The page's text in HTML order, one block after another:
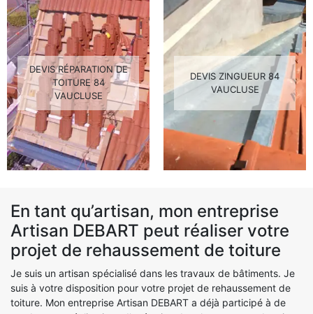
DEVIS RÉPARATION DE
TOITURE 84
VAUCLUSE
DEVIS ZINGUEUR 84
VAUCLUSE
En tant qu’artisan, mon entreprise
Artisan DEBART peut réaliser votre
projet de rehaussement de toiture
Je suis un artisan spécialisé dans les travaux de bâtiments. Je
suis à votre disposition pour votre projet de rehaussement de
toiture. Mon entreprise Artisan DEBART a déjà participé à de